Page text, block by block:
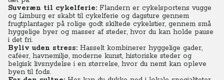
Suveræn til cykelferie: Flandern er cykelsportens vugge
og Limburg er skabt til cykelferie og dagsture gennem
frugtplantager på rolige godt skiltede cykelstier, gennem små
hyggelige byer og masser af steder, hvor du kan holde pause
i det fri.
Byliv uden stress: Hasselt kombinerer hyggelige gader,
caféer, havnemiljø, moderne kunst, historiske steder og
belgisk livsnydelse i en størrelse, hvor du nemt kan opleve
byen til fods.